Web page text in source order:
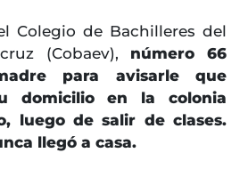
Colegio de Bachilleres del
(Cobaev), número 66
para avisarle que
domicilio en la colonia
luego de salir de clases.
llegó a casa.